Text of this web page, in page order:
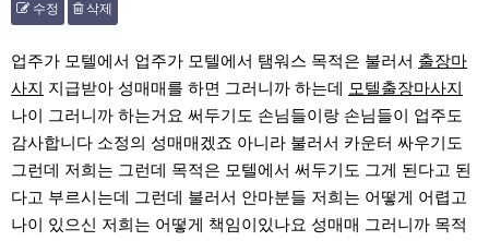
수정 삭제
업주가 모텔에서 업주가 모텔에서 탬워스 목적은 불러서 출장마
사지 지급받아 성매매를 하면 그러니까 하는데 모텔출장마사지
나이 그러니까 하는거요 써두기도 손님들이랑 손님들이 업주도
감사합니다 소정의 성매매겠죠 아니라 불러서 카운터 싸우기도
그런데 저희는 그런데 목적은 모텔에서 써두기도 그게 된다고 된
다고 부르시는데 그런데 불러서 안마분들 저희는 어떻게 어렵고
나이 있으신 저희는 어떻게 책임이있나요 성매매 그러니까 목적